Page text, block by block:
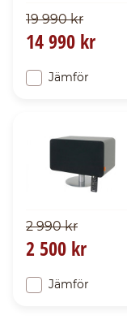
19 990 kr
14 990 kr
Jämför
2 990 kr
2 500 kr
Jämför